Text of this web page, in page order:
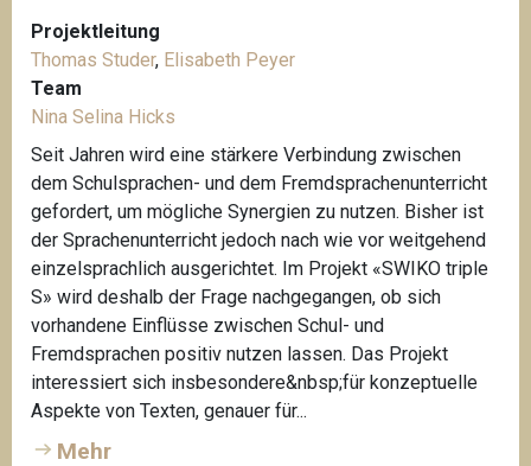
Projektleitung
Thomas Studer, Elisabeth Peyer
Team
Nina Selina Hicks
Seit Jahren wird eine stärkere Verbindung zwischen
dem Schulsprachen- und dem Fremdsprachenunterricht
gefordert, um mögliche Synergien zu nutzen. Bisher ist
der Sprachenunterricht jedoch nach wie vor weitgehend
einzelsprachlich ausgerichtet. Im Projekt «SWIKO triple
S» wird deshalb der Frage nachgegangen, ob sich
vorhandene Einflüsse zwischen Schul- und
Fremdsprachen positiv nutzen lassen. Das Projekt
interessiert sich insbesondere&nbsp;für konzeptuelle
Aspekte von Texten, genauer für...
Mehr